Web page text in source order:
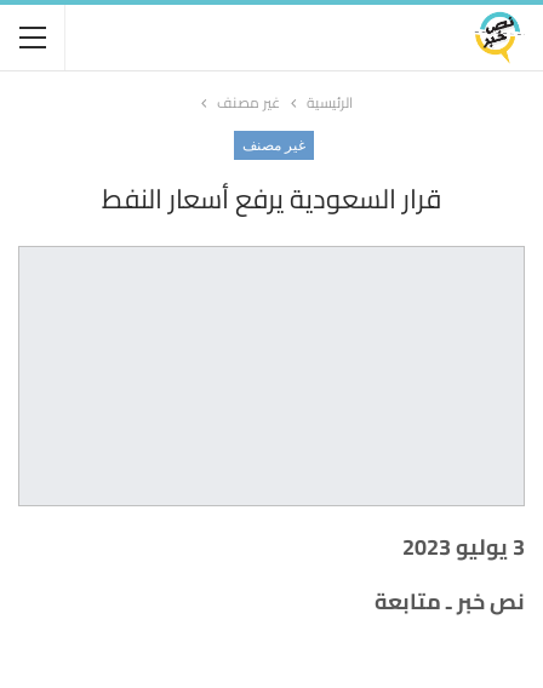
الرئيسية غير مصنف
غير مصنف
قرار السعودية يرفع أسعار النفط
3 يوليو 2023
نص خبر ـ متابعة